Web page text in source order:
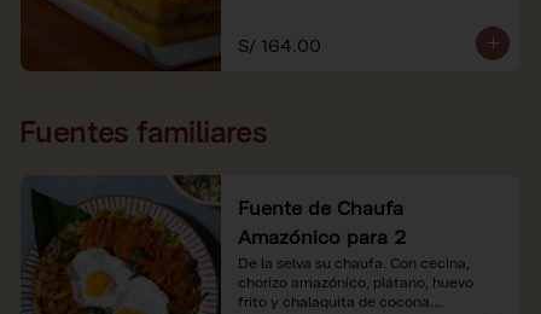
S/ 164.00
Fuentes familiares
Fuente de Chaufa
Amazónico para 2
De la selva su chaufa. Con cecina,
chorizo amazónico, plátano, huevo
frito y chalaquita de cocona.